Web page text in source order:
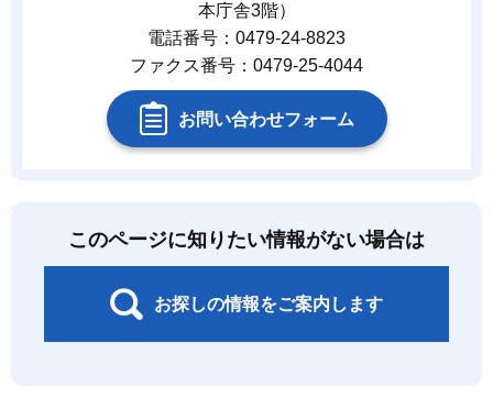
本庁舎3階）
電話番号：0479-24-8823
ファクス番号：0479-25-4044
お問い合わせフォーム
このページに知りたい情報がない場合は
お探しの情報をご案内します